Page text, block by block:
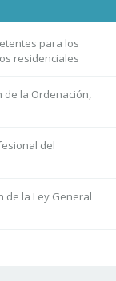
para los
residenciales
de la Ordenación,
del
de la Ley General